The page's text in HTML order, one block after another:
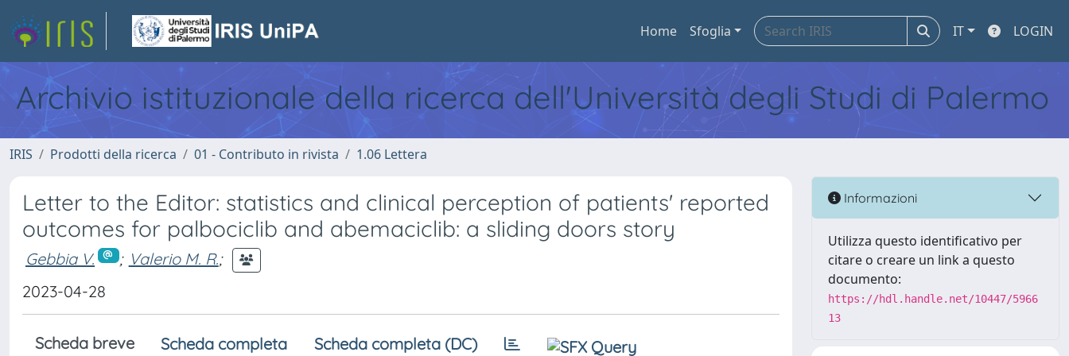
Home Sfoglia IT LOGIN
Archivio istituzionale della ricerca dell'Università degli Studi di Palermo
IRIS Prodotti della ricerca 01 - Contributo in rivista 1.06 Lettera
Letter to the Editor: statistics and clinical perception of patients' reported
outcomes for palbociclib and abemaciclib: a sliding doors story
Gebbia V. ; Valerio M. R.;
2023-04-28
Scheda breve Scheda completa Scheda completa (DC)
Informazioni
Utilizza questo identificativo per
citare o creare un link a questo
documento:
https://hdl.handle.net/10447/5966
13